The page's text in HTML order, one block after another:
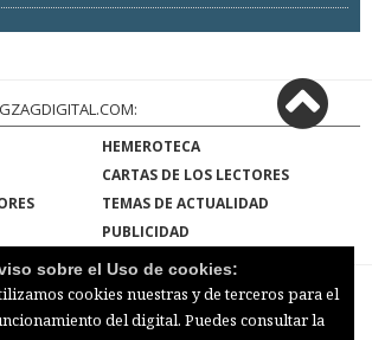
HEMEROTECA
CARTAS DE LOS LECTORES
TEMAS DE ACTUALIDAD
PUBLICIDAD
sobre el Uso de cookies:
cookies nuestras y de terceros para el
del digital. Puedes consultar la